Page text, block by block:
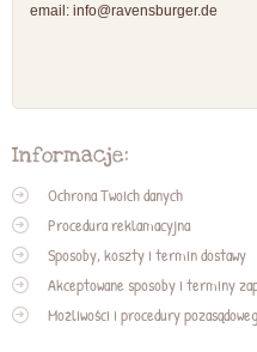
email: info@ravensburger.de
Informacje:
Ochrona Twoich danych
Procedura reklamacyjna
Sposoby, koszty i termin dostawy
Akceptowane sposoby i terminy
Możliwości i procedury